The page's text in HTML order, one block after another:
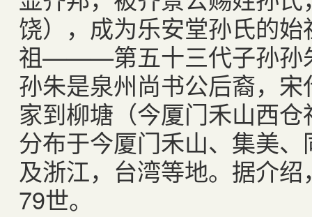
饶），成为乐安堂孙氏的
祖———第五十三代子孙孙
孙朱是泉州尚书公后裔，
家到柳塘（今厦门禾山西
分布于今厦门禾山、集美
及浙江，台湾等地。据介
79世。